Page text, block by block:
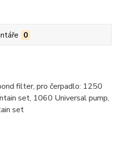
0
filter, pro čerpadlo: 1250
set, 1060 Universal pump,
set